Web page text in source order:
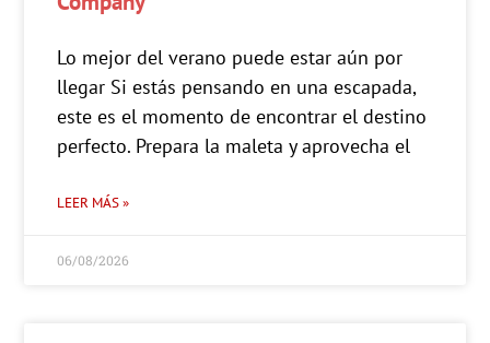
Lo mejor del verano puede estar aún por
llegar Si estás pensando en una escapada,
este es el momento de encontrar el destino
perfecto. Prepara la maleta y aprovecha el
LEER MÁS »
06/08/2026